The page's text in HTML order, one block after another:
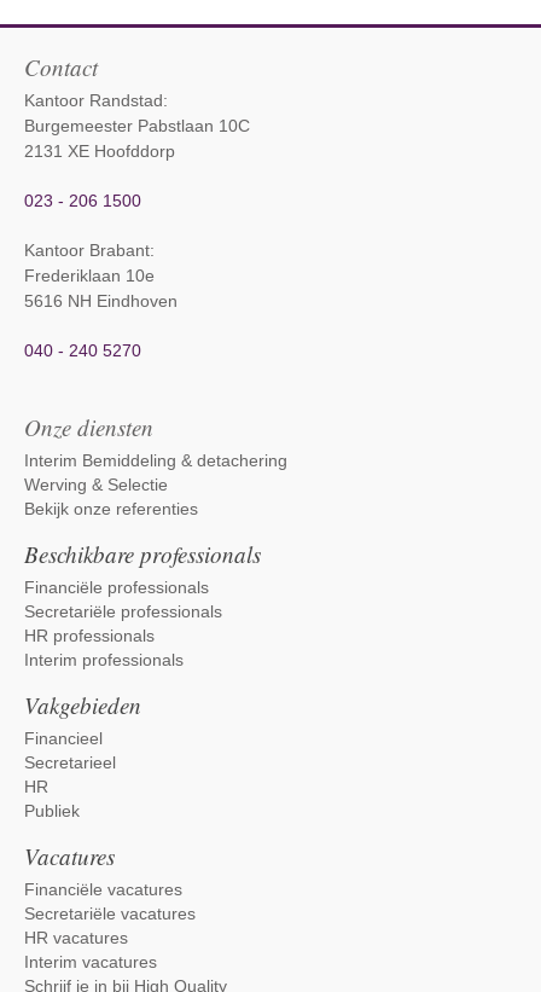
Contact
Kantoor Randstad:
Burgemeester Pabstlaan 10C
2131 XE Hoofddorp
023 - 206 1500
Kantoor Brabant:
Frederiklaan 10e
5616 NH Eindhoven
040 - 240 5270
Onze diensten
Interim Bemiddeling & detachering
Werving & Selectie
Bekijk onze referenties
Beschikbare professionals
Financiële professionals
Secretariële professionals
HR professionals
Interim professionals
Vakgebieden
Financieel
Secretarieel
HR
Publiek
Vacatures
Financiële vacatures
Secretariële vacatures
HR vacatures
Interim vacatures
Schrijf je in bij High Quality